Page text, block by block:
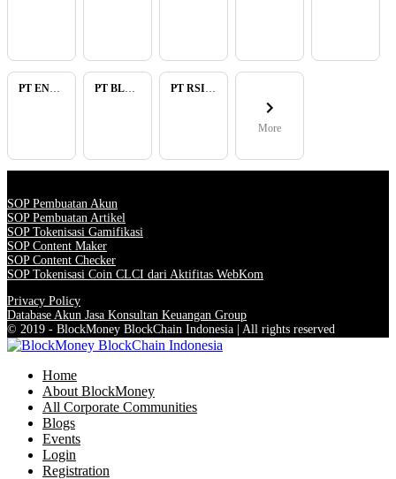
More
SOP Pembuatan Akun
SOP Pembuatan Artikel
SOP Tokenisasi Gamifikasi
SOP Content Maker
SOP Content Checker
SOP Tokenisasi Coin CLCI dari Aktifitas WebKom
Privacy Policy
Database Akun Jasa Konsultan Keuangan Group
© 2019 - BlockMoney BlockChain Indonesia | All rights reserved
Home
About BlockMoney
All Corporate Communities
Blogs
Events
Login
Registration